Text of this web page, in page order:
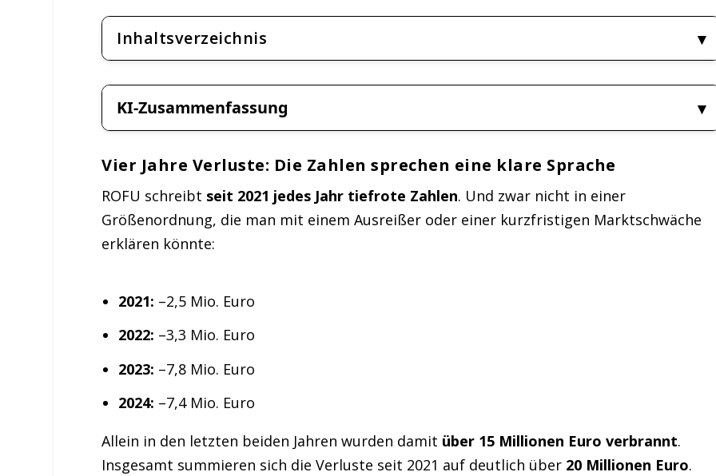
Inhaltsverzeichnis
KI-Zusammenfassung
Vier Jahre Verluste: Die Zahlen sprechen eine klare Sprache
ROFU schreibt seit 2021 jedes Jahr tiefrote Zahlen. Und zwar nicht in einer
Größenordnung, die man mit einem Ausreißer oder einer kurzfristigen Marktschwäche
erklären könnte:
2021: –2,5 Mio. Euro
2022: –3,3 Mio. Euro
2023: –7,8 Mio. Euro
2024: –7,4 Mio. Euro
Allein in den letzten beiden Jahren wurden damit über 15 Millionen Euro verbrannt.
Insgesamt summieren sich die Verluste seit 2021 auf deutlich über 20 Millionen Euro.